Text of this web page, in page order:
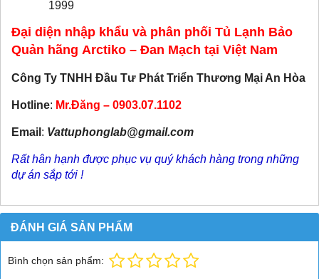
1999
Đại diện nhập khẩu và phân phối Tủ Lạnh Bảo
Quản hãng Arctiko – Đan Mạch tại Việt Nam
Công Ty TNHH Đầu Tư Phát Triển Thương Mại An Hòa
Hotline: Mr.Đăng – 0903.07.1102
Email : Vattuphonglab@gmail.com
Rất hân hạnh được phục vụ quý khách hàng trong những
dự án sắp tới !
ĐÁNH GIÁ SẢN PHẨM
Bình chọn sản phẩm: